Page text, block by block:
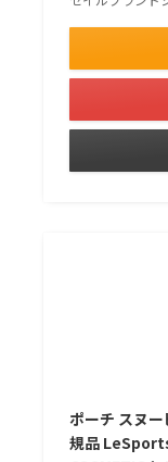
ポーチ スヌ
規品